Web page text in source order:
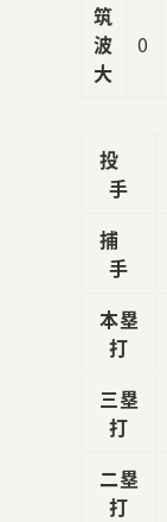
筑
波
大
0
投
手
捕
手
本塁
打
三塁
打
二塁
打